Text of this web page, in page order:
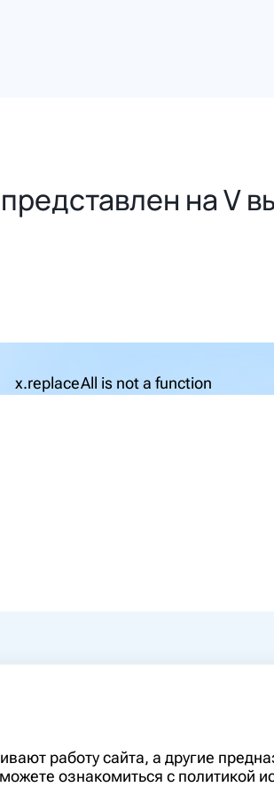
на V
x.replaceAll is not a function
Информация, представленная
диагностики и лечения и не
необходимо ознакомиться с
работу сайта, а другие
ознакомиться с политикой